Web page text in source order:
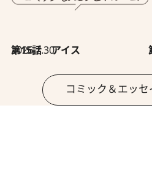
2026.7.30
第15話 アイス
コミック＆エッセ